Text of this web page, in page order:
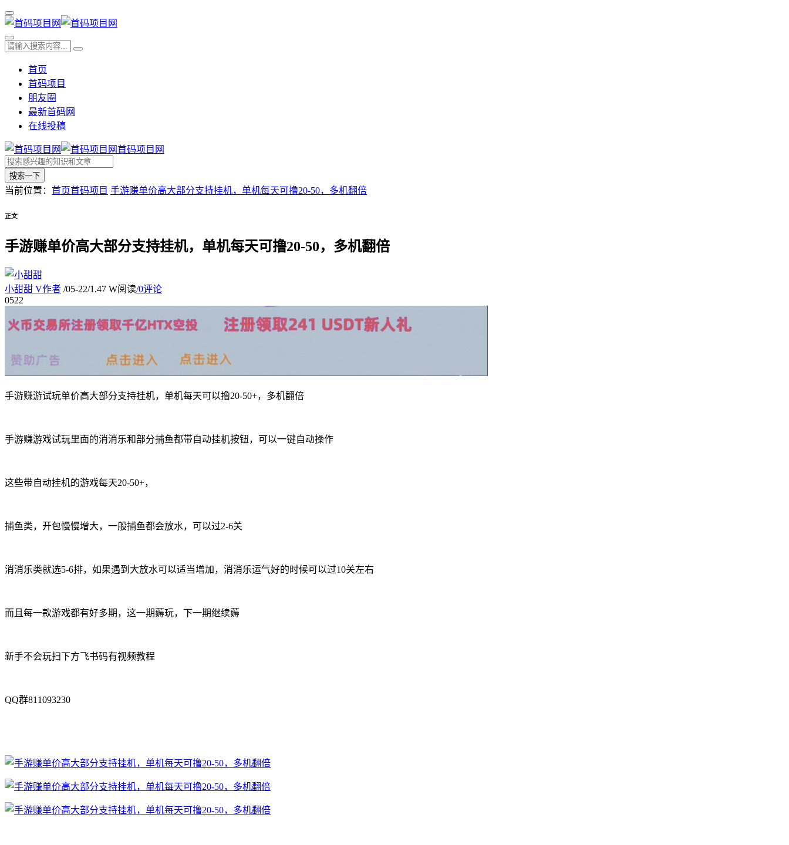
首页
首码项目
朋友圈
最新首码网
在线投稿
首码项目网
搜索一下
当前位置： 首页首码项目 手游赚单价高大部分支持挂机，单机每天可撸20-50，多机翻倍
正文
手游赚单价高大部分支持挂机，单机每天可撸20-50，多机翻倍
小甜甜 V作者 /05-22/1.47 W阅读/0评论
0522
手游赚游试玩单价高大部分支持挂机，单机每天可以撸20-50+，多机翻倍
手游赚游戏试玩里面的消消乐和部分捕鱼都带自动挂机按钮，可以一键自动操作
这些带自动挂机的游戏每天20-50+，
捕鱼类，开包慢慢增大，一般捕鱼都会放水，可以过2-6关
消消乐类就选5-6排，如果遇到大放水可以适当增加，消消乐运气好的时候可以过10关左右
而且每一款游戏都有好多期，这一期薅玩，下一期继续薅
新手不会玩扫下方飞书码有视频教程
QQ群811093230